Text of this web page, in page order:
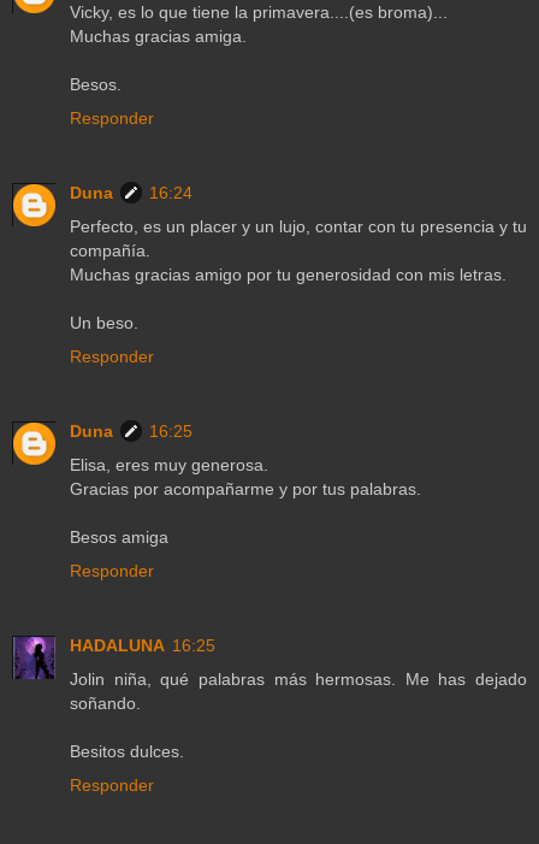
Vicky, es lo que tiene la primavera....(es broma)...
Muchas gracias amiga.
Besos.
Responder
Duna
16:24
Perfecto, es un placer y un lujo, contar con tu presencia y tu
compañía.
Muchas gracias amigo por tu generosidad con mis letras.
Un beso.
Responder
Duna
16:25
Elisa, eres muy generosa.
Gracias por acompañarme y por tus palabras.
Besos amiga
Responder
HADALUNA 16:25
Jolin niña, qué palabras más hermosas. Me has dejado
soñando.
Besitos dulces.
Responder